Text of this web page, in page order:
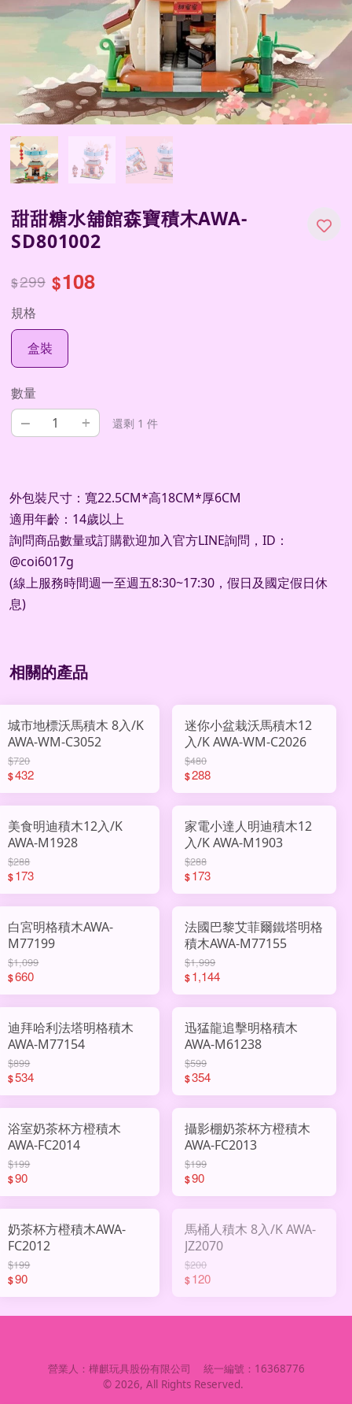
甜甜糖水舖館森寶積木AWA-
SD801002
$299 $108
規格
盒裝
數量
– + 還剩 1 件
外包裝尺寸：寬22.5CM*高18CM*厚6CM
適用年齡：14歲以上
詢問商品數量或訂購歡迎加入官方LINE詢問，ID：
@coi6017g
(線上服務時間週一至週五8:30~17:30，假日及國定假日休
息)
相關的產品
城市地標沃馬積木 8入/K
AWA-WM-C3052
$720
$432
迷你小盆栽沃馬積木12
入/K AWA-WM-C2026
$480
$288
美食明迪積木12入/K
AWA-M1928
$288
$173
家電小達人明迪積木12
入/K AWA-M1903
$288
$173
白宮明格積木AWA-
M77199
$1,099
$660
法國巴黎艾菲爾鐵塔明格
積木AWA-M77155
$1,999
$1,144
迪拜哈利法塔明格積木
AWA-M77154
$899
$534
迅猛龍追擊明格積木
AWA-M61238
$599
$354
浴室奶茶杯方橙積木
AWA-FC2014
$199
$90
攝影棚奶茶杯方橙積木
AWA-FC2013
$199
$90
奶茶杯方橙積木AWA-
FC2012
$199
$90
馬桶人積木 8入/K AWA-
JZ2070
$200
$120
營業人： 樺麒玩具股份有限公司 統一編號： 16368776
© 2026, All Rights Reserved.